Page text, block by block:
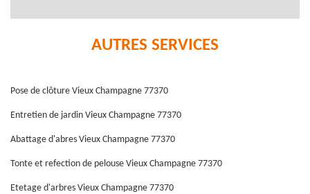
AUTRES SERVICES
Pose de clôture Vieux Champagne 77370
Entretien de jardin Vieux Champagne 77370
Abattage d'abres Vieux Champagne 77370
Tonte et refection de pelouse Vieux Champagne 77370
Etetage d'arbres Vieux Champagne 77370